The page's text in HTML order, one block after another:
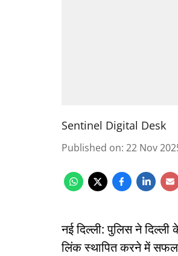
Sentinel Digital Desk
Published on: 22 Nov
नई दिल्ली: पुलिस ने
लिंक स्थापित करने में